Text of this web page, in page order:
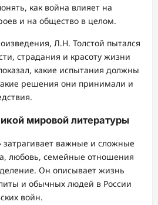
как война влияет на
и на общество в целом.
Л.Н. Толстой пытался
страдания и красоту жизни
какие испытания должны
решения они принимали и
мировой литературы
важные и сложные
любовь, семейные отношения
Он описывает жизнь
и обычных людей в России
войн.